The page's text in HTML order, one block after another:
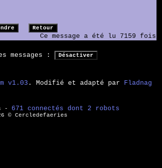
Ce message a été lu 7159 fois
messages :
v1.03 . Modifié et adapté par Fladnag
- 671 connectés dont 2 robots
© Cercledefaeries